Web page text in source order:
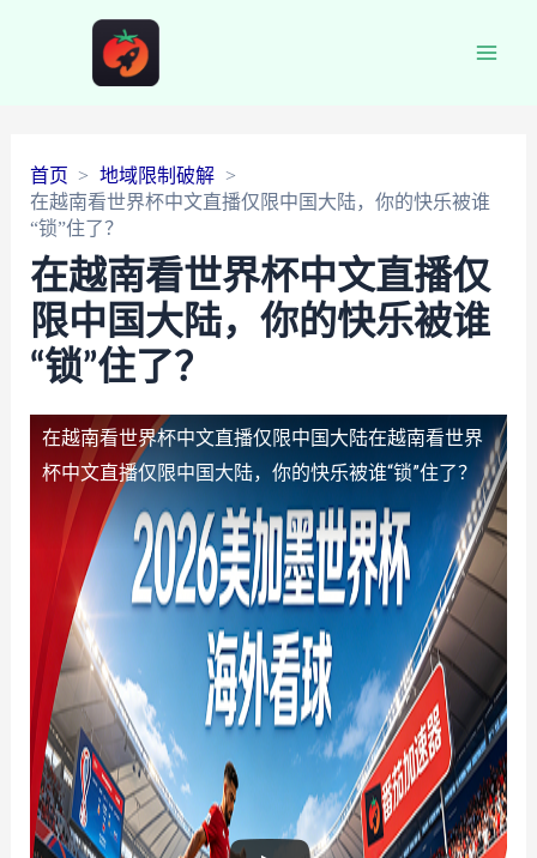
首页
地域限制破解
在越南看世界杯中文直播仅限中国大陆，你的快乐被谁
“锁”住了？
在越南看世界杯中文直播仅
限中国大陆，你的快乐被谁
“锁”住了？
在越南看世界杯中文直播仅限中国大陆在越南看世界
杯中文直播仅限中国大陆，你的快乐被谁“锁”住了？